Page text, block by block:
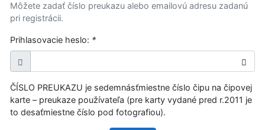
Môžete zadať číslo preukazu alebo emailovú adresu zadanú
pri registrácii.
Prihlasovacie heslo: *
ČÍSLO PREUKAZU je sedemnásťmiestne číslo čipu na čipovej
karte – preukaze používateľa (pre karty vydané pred r.2011 je
to desaťmiestne číslo pod fotografiou).